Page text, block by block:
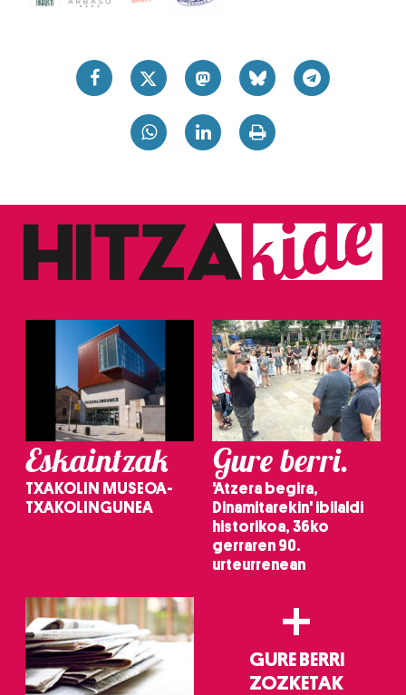
Eskaintzak
TXAKOLIN MUSEOA-
TXAKOLINGUNEA
Gure berri.
'Atzera begira,
Dinamitarekin' ibilaldi
historikoa, 36ko
gerraren 90.
urteurrenean
+
GURE BERRI
ZOZKETAK